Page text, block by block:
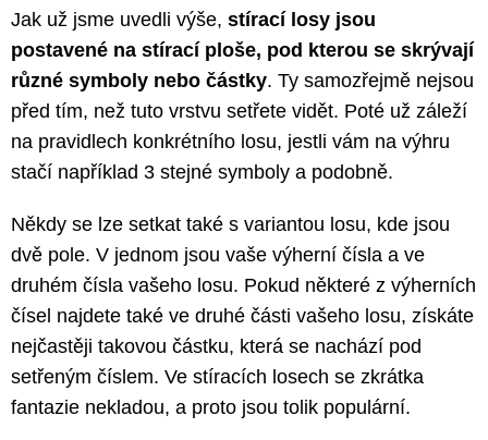
Jak už jsme uvedli výše, stírací losy jsou
postavené na stírací ploše, pod kterou se skrývají
různé symboly nebo částky. Ty samozřejmě nejsou
před tím, než tuto vrstvu setřete vidět. Poté už záleží
na pravidlech konkrétního losu, jestli vám na výhru
stačí například 3 stejné symboly a podobně.
Někdy se lze setkat také s variantou losu, kde jsou
dvě pole. V jednom jsou vaše výherní čísla a ve
druhém čísla vašeho losu. Pokud některé z výherních
čísel najdete také ve druhé části vašeho losu, získáte
nejčastěji takovou částku, která se nachází pod
setřeným číslem. Ve stíracích losech se zkrátka
fantazie nekladou, a proto jsou tolik populární.